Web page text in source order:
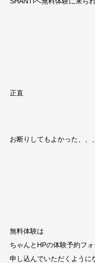
正直
お断りしてもよかった、、、
無料体験は
ちゃんとHPの体験予約フ
申し込んでいただくように